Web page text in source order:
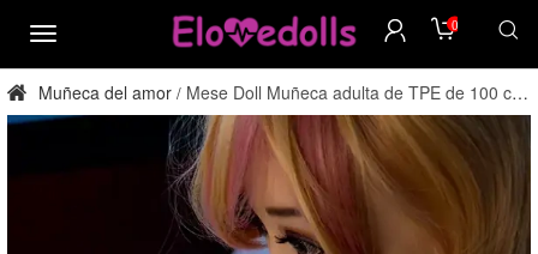
menú
0
Muñeca del amor / Mese Doll Muñeca adulta de TPE de 100 cm
con copa E, directamente de fábrica.